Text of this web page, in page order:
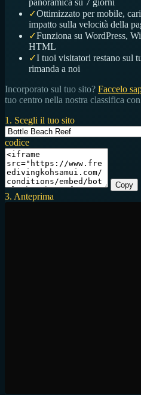
panoramica su 7 giorni
✓Ottimizzato per mobile,
impatto sulla velocità della
✓Funziona su WordPress,
HTML
✓I tuoi visitatori restano sul
rimanda a noi
Incorporato sul tuo sito? Faccelo
tuo centro nella nostra classifica
1. Scegli il tuo sito
codice
Copy
3. Anteprima